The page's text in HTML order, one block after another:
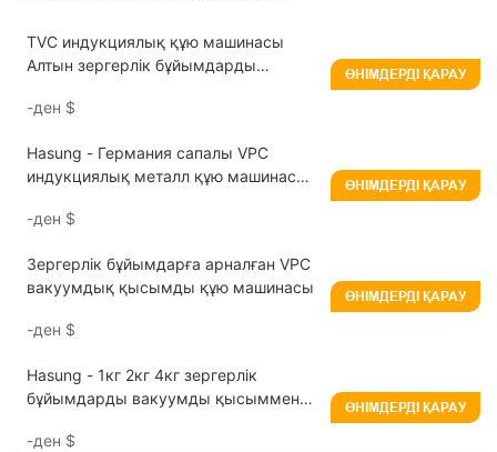
TVC индукциялық құю машинасы
Алтын зергерлік бұйымдарды
вибрациялық технологиясы бар
-ден $
ӨНІМДЕРДІ ҚАРАУ
Hasung - Германия сапалы VPC
индукциялық металл құю машинасы
вакуумдық қысымды құю машинасы
-ден $
ӨНІМДЕРДІ ҚАРАУ
Зергерлік бұйымдарға арналған VPC
вакуумдық қысымды құю машинасы
-ден $
ӨНІМДЕРДІ ҚАРАУ
Hasung - 1кг 2кг 4кг зергерлік
бұйымдарды вакуумды қысыммен
-ден $
ӨНІМДЕРДІ ҚАРАУ